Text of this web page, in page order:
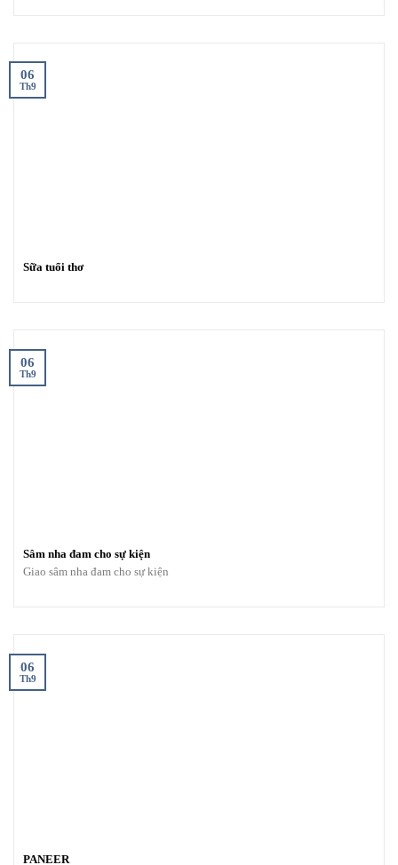
Sữa tuổi thơ
06
Th9
Sâm nha đam cho sự kiện
Giao sâm nha đam cho sự kiện
06
Th9
PANEER
06
Th9